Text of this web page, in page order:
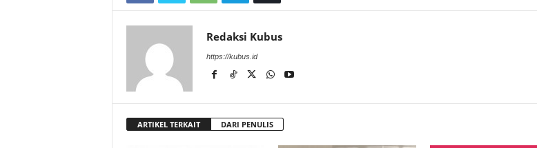
Redaksi Kubus
https://kubus.id
ARTIKEL TERKAIT DARI PENULIS